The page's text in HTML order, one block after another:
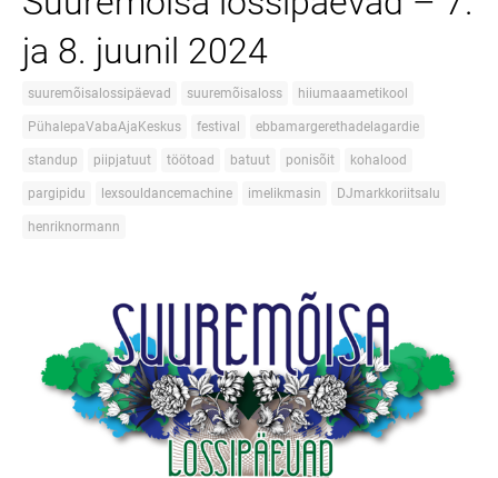
ja 8. juunil 2024
suuremõisalossipäevad suuremõisaloss hiiumaaametikool
PühalepaVabaAjaKeskus festival ebbamargerethadelagardie
standup piipjatuut töötoad batuut ponisõit kohalood
pargipidu lexsouldancemachine imelikmasin DJmarkkoriitsalu
henriknormann